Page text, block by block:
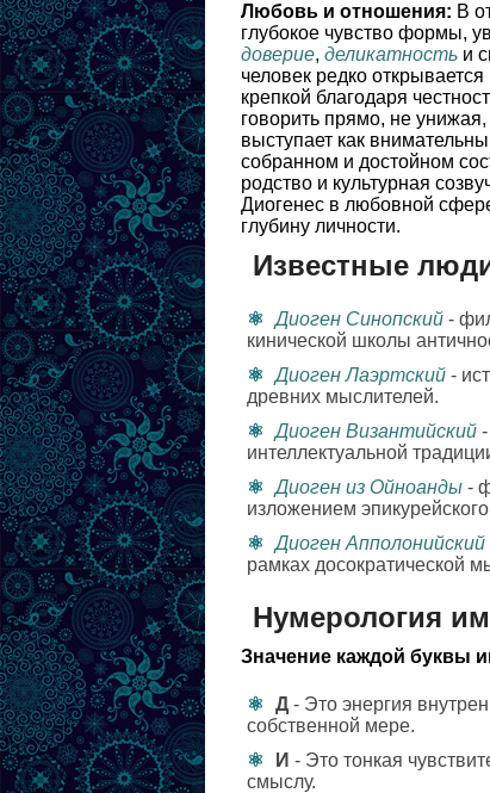
Любовь и отношения: В
глубокое чувство формы,
доверие, деликатность и
человек редко
крепкой благодаря
говорить прямо, не
выступает как
собранном и достойном
родство и культурная
Диогенес в любовной
глубину личности.
Известные
Диоген Синопский -
кинической школы
Диоген Лаэртский -
древних мыслителей.
Диоген Византийский
интеллектуальной
Диоген из Ойноанды -
изложением
Диоген Апполонийский
рамках досократической
Нумерология
Значение каждой буквы
Д - Это энергия
собственной мере.
И - Это тонкая
смыслу.